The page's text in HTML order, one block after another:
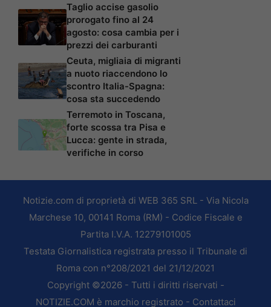
Taglio accise gasolio
prorogato fino al 24
agosto: cosa cambia per i
prezzi dei carburanti
Ceuta, migliaia di migranti
a nuoto riaccendono lo
scontro Italia-Spagna:
cosa sta succedendo
Terremoto in Toscana,
forte scossa tra Pisa e
Lucca: gente in strada,
verifiche in corso
Notizie.com di proprietà di WEB 365 SRL - Via Nicola
Marchese 10, 00141 Roma (RM) - Codice Fiscale e
Partita I.V.A. 12279101005
Testata Giornalistica registrata presso il Tribunale di
Roma con n°208/2021 del 21/12/2021
Copyright ©2026 - Tutti i diritti riservati -
NOTIZIE.COM è marchio registrato - Contattaci